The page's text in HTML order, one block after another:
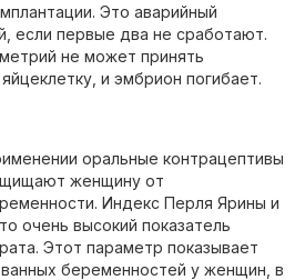
Это аварийный
если первые два не сработают.
не может принять
и эмбрион погибает.
оральные контрацептивы
женщину от
Индекс Перля Ярины и
очень высокий показатель
Этот параметр показывает
беременностей у женщин, в